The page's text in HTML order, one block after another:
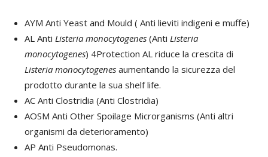
AYM Anti Yeast and Mould ( Anti lieviti indigeni e muffe)
AL Anti Listeria monocytogenes (Anti Listeria
monocytogenes) 4Protection AL riduce la crescita di
Listeria monocytogenes aumentando la sicurezza del
prodotto durante la sua shelf life.
AC Anti Clostridia (Anti Clostridia)
AOSM Anti Other Spoilage Microrganisms (Anti altri
organismi da deterioramento)
AP Anti Pseudomonas.